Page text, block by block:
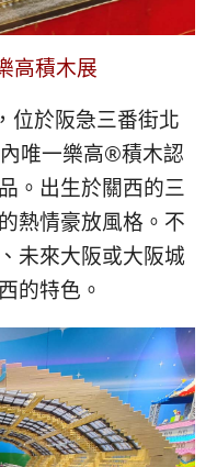
高積木展
位於阪急三番街北
唯一樂高®積木認
。出生於關西的三
熱情豪放風格。不
未來大阪或大阪城
的特色。